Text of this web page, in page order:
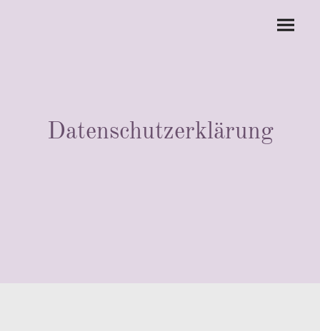
Datenschutzerklärung